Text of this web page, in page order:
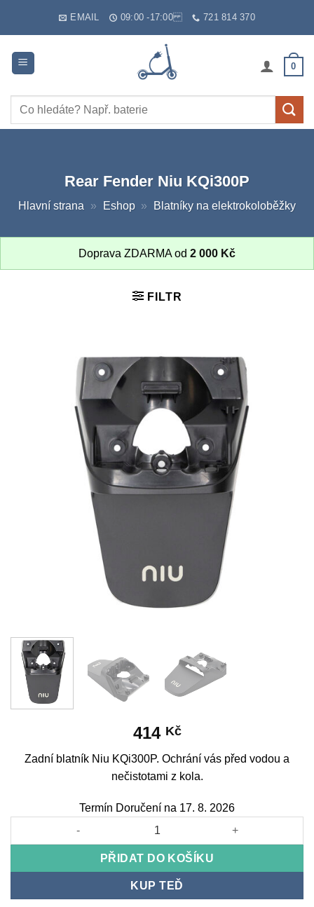
EMAIL 09:00 -17:00 721 814 370
0
Hledat:
Rear Fender Niu KQi300P
Hlavní strana » Eshop » Blatníky na elektrokoloběžky
Doprava ZDARMA od 2 000 Kč
FILTR
414 Kč
Zadní blatník Niu KQi300P. Ochrání vás před vodou a
nečistotami z kola.
Termín Doručení na 17. 8. 2026
Rear Fender Niu KQi300P množství
PŘIDAT DO KOŠÍKU
KUP TEĎ